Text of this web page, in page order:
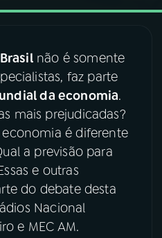
não é somente
faz parte
da economia.
mais prejudicadas?
é diferente
a previsão para
e outras
do debate desta
Nacional
e MEC AM.